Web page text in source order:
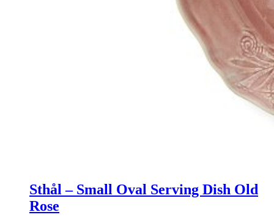
Sthål – Small Oval Serving Dish Old
Rose